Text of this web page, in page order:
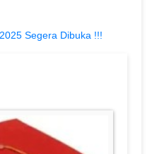
Segera Dibuka !!!